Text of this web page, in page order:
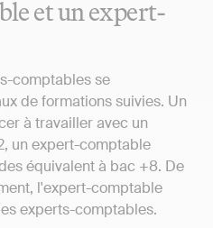
et un expert-
comptables se
de formations suivies. Un
à travailler avec un
un expert-comptable
équivalent à bac +8. De
l'expert-comptable
experts-comptables.